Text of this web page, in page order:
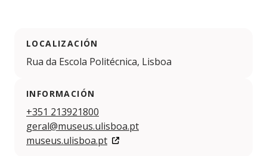
LOCALIZACIÓN
Rua da Escola Politécnica, Lisboa
INFORMACIÓN
+351 213921800
geral@museus.ulisboa.pt
museus.ulisboa.pt